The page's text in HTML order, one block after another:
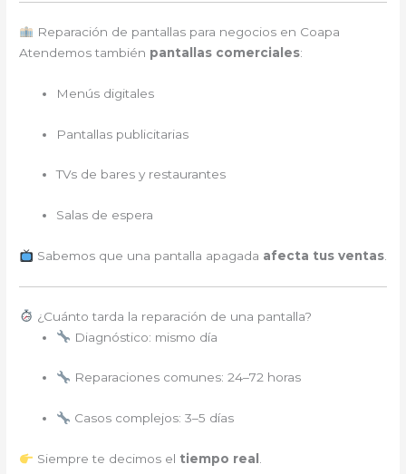
Reparación de pantallas para negocios en Coapa
Atendemos también pantallas comerciales:
Menús digitales
Pantallas publicitarias
TVs de bares y restaurantes
Salas de espera
Sabemos que una pantalla apagada afecta tus ventas.
¿Cuánto tarda la reparación de una pantalla?
Diagnóstico: mismo día
Reparaciones comunes: 24–72 horas
Casos complejos: 3–5 días
Siempre te decimos el tiempo real .